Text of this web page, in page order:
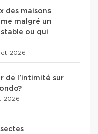
des maisons
malgré un
ou qui
2026
de l'intimité sur
2026